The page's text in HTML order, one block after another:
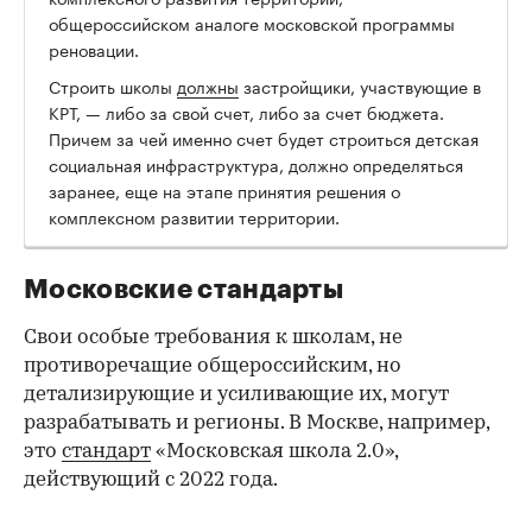
общероссийском аналоге московской программы
реновации.
Строить школы должны застройщики, участвующие в
КРТ, — либо за свой счет, либо за счет бюджета.
Причем за чей именно счет будет строиться детская
социальная инфраструктура, должно определяться
заранее, еще на этапе принятия решения о
комплексном развитии территории.
Московские стандарты
Свои особые требования к школам, не
противоречащие общероссийским, но
детализирующие и усиливающие их, могут
разрабатывать и регионы. В Москве, например,
это стандарт «Московская школа 2.0»,
действующий с 2022 года.